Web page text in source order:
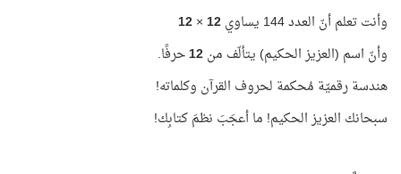
وأنت تعلم أنّ العدد 144 يساوي
12
×
12
وأنّ اسم (العزيز الحكيم) يتألّف من12حرفًا.
هندسة رقميّة مُحكمة لحروف القرآن وكلماته!
سبحانك العزيز الحكيم! ما أعجَبَ نظمَ كتابِك!